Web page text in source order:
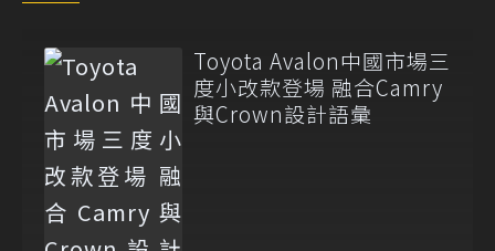
Toyota Avalon中國市場三
度小改款登場 融合Camry
與Crown設計語彙